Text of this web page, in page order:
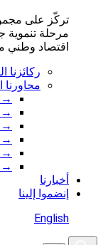
تركّز على
مرحلة
اقتصاد وطني
ركائزنا
محاورنا
→
→
→
→
→
→
أخبارنا
إنضموا إلينا
English